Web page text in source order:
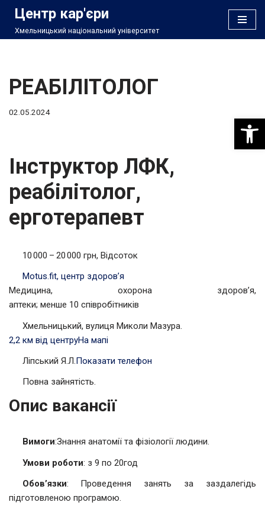
Перейти
Центр кар'єри
Хмельницький національний університет
РЕАБІЛІТОЛОГ
02.05.2024
Інструктор ЛФК,
реабілітолог,
ерготерапевт
10 000 – 20 000 грн, Відсоток
Motus.fit, центр здоров’я
Медицина, охорона здоров’я,
аптеки; менше 10 співробітників
Хмельницький, вулиця Миколи Мазура.
2,2 км від центруНа мапі
Ліпський Я.Л.Показати телефон
Повна зайнятість.
Опис вакансії
Вимоги:Знання анатомії та фізіології людини.
Умови роботи: з 9 по 20год
Обов’язки: Проведення занять за заздалегідь
підготовленою програмою.